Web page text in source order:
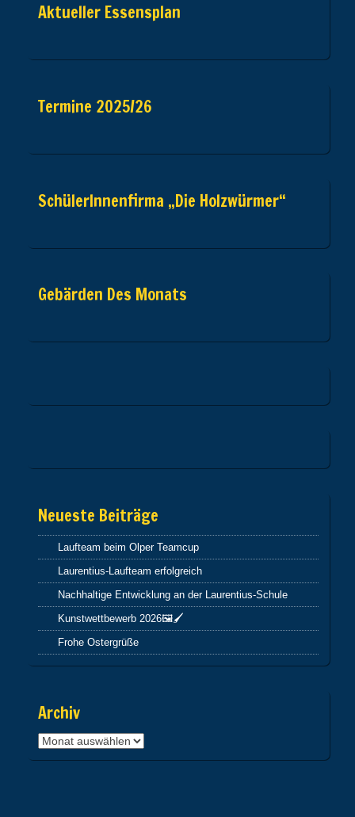
Aktueller Essensplan
Termine 2025/26
SchülerInnenfirma „Die Holzwürmer“
Gebärden Des Monats
Neueste Beiträge
Laufteam beim Olper Teamcup
Laurentius-Laufteam erfolgreich
Nachhaltige Entwicklung an der Laurentius-Schule
Kunstwettbewerb 2026🖼️🖌️
Frohe Ostergrüße
Archiv
Archiv